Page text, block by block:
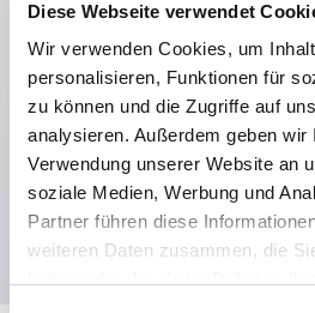
Diese Webseite verwendet
Wir verwenden Cookies, um
personalisieren, Funktionen für
zu können und die Zugriffe auf
analysieren. Außerdem geben
Verwendung unserer Website an
soziale Medien, Werbung und
Partner führen diese
weiteren Daten zusammen, die
59,9 mm (※ 22-stufiger
Platzsparendes Design
Sicherheitsstruktur der 3.
Freisetzung, integrierter
Fingerschutzstruktur